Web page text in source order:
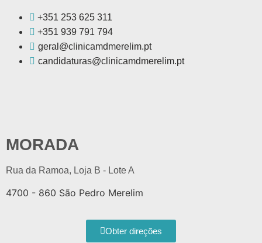
+351 253 625 311
+351 939 791 794
geral@clinicamdmerelim.pt
candidaturas@clinicamdmerelim.pt
MORADA
Rua da Ramoa, Loja B - Lote A
4700 - 860 São Pedro Merelim
Obter direções